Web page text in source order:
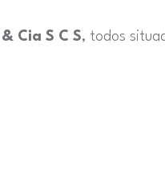
Cia S C S, todos